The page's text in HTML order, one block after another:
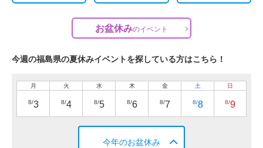
お盆休みのイベント
今週の福島県の夏休みイベントを探している方はこちら！
月
8/3
火
8/4
水
8/5
木
8/6
金
8/7
土
8/8
日
8/9
今年のお盆休み